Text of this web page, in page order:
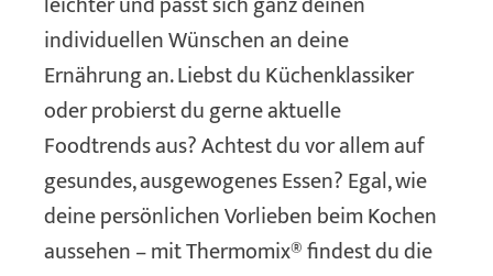
individuellen Wünschen an deine
Ernährung an. Liebst du Küchenklassiker
oder probierst du gerne aktuelle
Foodtrends aus? Achtest du vor allem auf
gesundes, ausgewogenes Essen? Egal, wie
deine persönlichen Vorlieben beim Kochen
aussehen – mit Thermomix® findest du die